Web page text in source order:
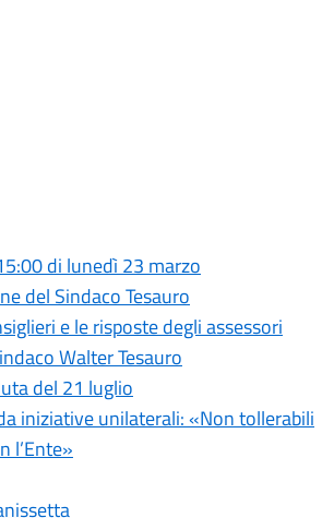
di lunedì 23 marzo
del Sindaco Tesauro
e le risposte degli assessori
Walter Tesauro
del 21 luglio
iniziative unilaterali: «Non tollerabili
l’Ente»